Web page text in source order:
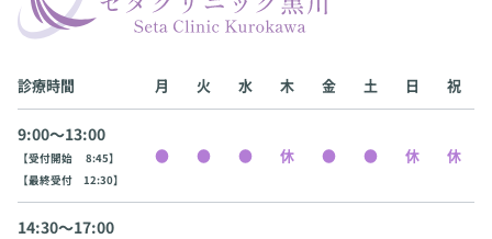
診療時間 月 火 水 木 金 土 日 祝
9:00〜13:00
【受付開始 8:45】
【最終受付 12:30】
14:30〜17:00